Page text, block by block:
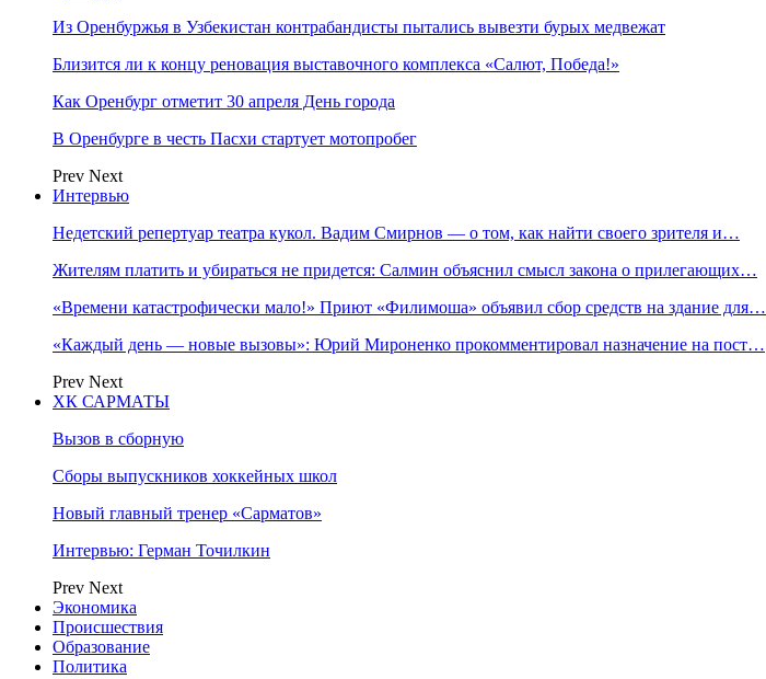
Из Оренбуржья в Узбекистан контрабандисты пытались вывезти бурых медвежат
Близится ли к концу реновация выставочного комплекса «Салют, Победа!»
Как Оренбург отметит 30 апреля День города
В Оренбурге в честь Пасхи стартует мотопробег
Prev Next
Интервью
Недетский репертуар театра кукол. Вадим Смирнов — о том, как найти своего зрителя и…
Жителям платить и убираться не придется: Салмин объяснил смысл закона о прилегающих…
«Времени катастрофически мало!» Приют «Филимоша» объявил сбор средств на здание для…
«Каждый день — новые вызовы»: Юрий Мироненко прокомментировал назначение на пост…
Prev Next
ХК САРМАТЫ
Вызов в сборную
Сборы выпускников хоккейных школ
Новый главный тренер «Сарматов»
Интервью: Герман Точилкин
Prev Next
Экономика
Происшествия
Образование
Политика